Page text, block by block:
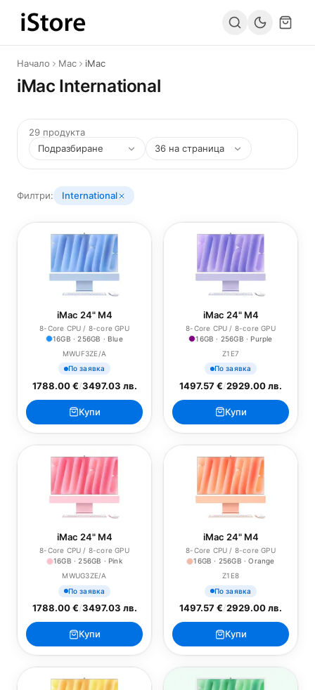
Към съдържанието
Начало Mac iMac
iMac International
29 продукта
Филтри: International
iMac 24" M4
8-Core CPU / 8-core GPU
16GB · 256GB · Blue
MWUF3ZE/A
По заявка
1788.00 €/3497.03 лв.
Купи
iMac 24" M4
8-Core CPU / 8-core GPU
16GB · 256GB · Purple
Z1E7
По заявка
1497.57 €/2929.00 лв.
Купи
iMac 24" M4
8-Core CPU / 8-core GPU
16GB · 256GB · Pink
MWUG3ZE/A
По заявка
1788.00 €/3497.03 лв.
Купи
iMac 24" M4
8-Core CPU / 8-core GPU
16GB · 256GB · Orange
Z1E8
По заявка
1497.57 €/2929.00 лв.
Купи